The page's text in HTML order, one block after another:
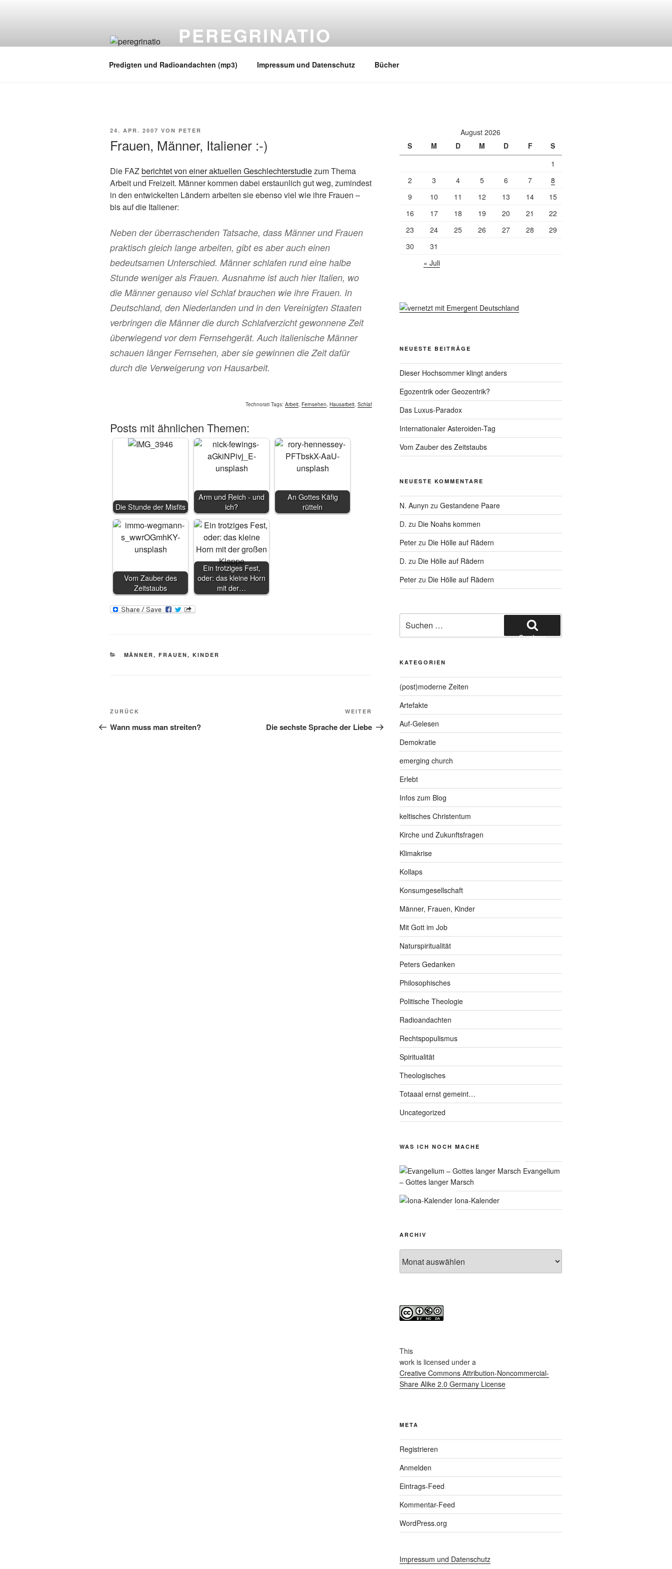
PEREGRINATIO
Predigten und Radioandachten (mp3) Impressum und Datenschutz Bücher
VERÖFFENTLICHT
24. APR. 2007 VON PETER
Frauen, Männer, Italiener :-)
Die FAZberichtet von einer aktuellen Geschlechterstudiezum Thema
Arbeit und Freizeit. Männer kommen dabei erstaunlich gut weg, zumindest
in den entwickelten Ländern arbeiten sie ebenso viel wie ihre Frauen –
bis auf die Italiener:
Neben der überraschenden Tatsache, dass Männer und Frauen
praktisch gleich lange arbeiten, gibt es aber auch einen
bedeutsamen Unterschied. Männer schlafen rund eine halbe
Stunde weniger als Frauen. Ausnahme ist auch hier Italien, wo
die Männer genauso viel Schlaf brauchen wie ihre Frauen. In
Deutschland, den Niederlanden und in den Vereinigten Staaten
verbringen die Männer die durch Schlafverzicht gewonnene Zeit
überwiegend vor dem Fernsehgerät. Auch italienische Männer
schauen länger Fernsehen, aber sie gewinnen die Zeit dafür
durch die Verweigerung von Hausarbeit.
Technorati Tags:Arbeit,Fernsehen,Hausarbeit,Schlaf
Posts mit ähnlichen Themen:
Die Stunde der Misfits
Arm und Reich - und
ich?
An Gottes Käfig
rütteln
Vom Zauber des
Zeitstaubs
Ein trotziges Fest,
oder: das kleine Horn
mit der…
KATEGORIEN
MÄNNER, FRAUEN, KINDER
Beitragsnavigation
Vorheriger
Beitrag
ZURÜCK
Wann muss man streiten?
Nächster
Beitrag
WEITER
Die sechste Sprache der Liebe
August 2026
S
M D M D F
S
1
2
3 4 5 6 7
8
9
10 11 12 13 14
15
16
17 18 19 20 21
22
23
24 25 26 27 28
29
30
31
« Juli
NEUESTE BEITRÄGE
Dieser Hochsommer klingt anders
Egozentrik oder Geozentrik?
Das Luxus-Paradox
Internationaler Asteroiden-Tag
Vom Zauber des Zeitstaubs
NEUESTE KOMMENTARE
N. Aunyn zu Gestandene Paare
D. zu Die Noahs kommen
Peterzu Die Hölle auf Rädern
D. zu Die Hölle auf Rädern
Peterzu Die Hölle auf Rädern
nach:
Suchen
KATEGORIEN
(post)moderne Zeiten
Artefakte
Auf-Gelesen
Demokratie
emerging church
Erlebt
Infos zum Blog
keltisches Christentum
Kirche und Zukunftsfragen
Klimakrise
Kollaps
Konsumgesellschaft
Männer, Frauen, Kinder
Mit Gott im Job
Naturspiritualität
Peters Gedanken
Philosophisches
Politische Theologie
Radioandachten
Rechtspopulismus
Spiritualität
Theologisches
Totaaal ernst gemeint…
Uncategorized
WAS ICH NOCH MACHE
Evangelium
– Gottes langer Marsch
Iona-Kalender
ARCHIV
This
workis licensed under a
Creative Commons Attribution-Noncommercial-
Share Alike 2.0 Germany License
META
Registrieren
Anmelden
Eintrags-Feed
Kommentar-Feed
WordPress.org
Impressum und Datenschutz